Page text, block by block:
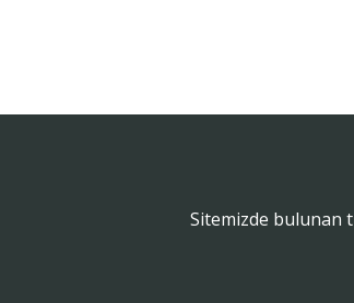
Sitemizde bulunan